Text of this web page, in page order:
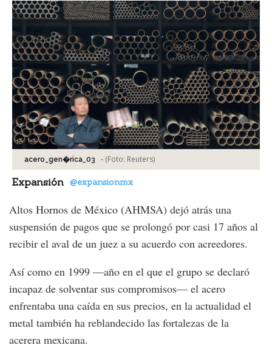
acero_gen�rica_03 - (Foto: Reuters)
Expansión @expansionmx
Altos Hornos de México (AHMSA) dejó atrás una
suspensión de pagos que se prolongó por casi 17 años al
recibir el aval de un juez a su acuerdo con acreedores.
Así como en 1999 —año en el que el grupo se declaró
incapaz de solventar sus compromisos— el acero
enfrentaba una caída en sus precios, en la actualidad el
metal también ha reblandecido las fortalezas de la
acerera mexicana.